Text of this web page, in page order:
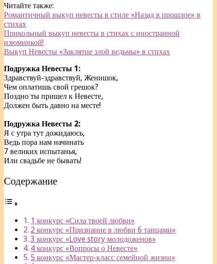
Читайте также:
Романтичный выкуп невесты в стиле «Назад в прошлое» в
стихах
Прикольный выкуп невесты в стихах с иностранной
изюминкой!
Выкуп Невесты «Заклятие злой ведьмы» в стихах
Подружка Невесты 1:
Здравствуй-здравствуй, Женишок,
Чем оплатишь свой грешок?
Поздно ты пришел к Невесте,
Должен быть давно на месте!
Подружка Невесты 2:
Я с утра тут дожидаюсь,
Ведь пора нам начинать
7 великих испытанья,
Или свадьбе не бывать!
Содержание
1 конкурс «Сила твоей любви»
2 конкурс «Признание в любви 6 танцами»
3 конкурс «Love story молодоженов»
4 конкурс «Вопросы о Невесте»
5 конкурс «Мастер-класс семейной жизни»